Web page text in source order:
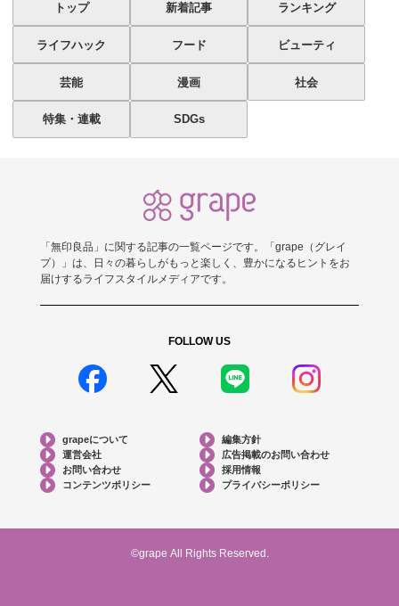
トップ 新着記事 ランキング
ライフハック フード ビューティ
芸能 漫画 社会
特集・連載 SDGs
「無印良品」に関する記事の一覧ページです。「grape（グレイ
プ）」は、日々の暮らしがもっと楽しく、豊かになるヒントをお
届けするライフスタイルメディアです。
FOLLOW US
grapeについて
編集方針
運営会社
広告掲載のお問い合わせ
お問い合わせ
採用情報
コンテンツポリシー
プライバシーポリシー
©grape All Rights Reserved.